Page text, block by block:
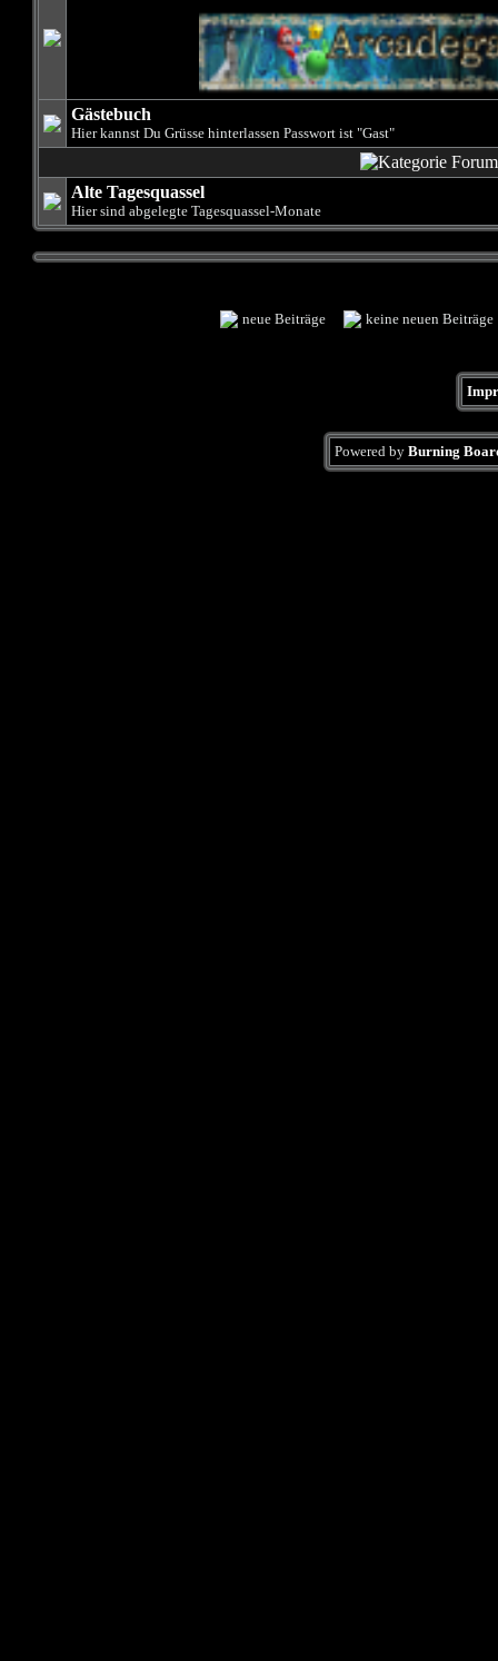
Gästebuch
Hier kannst Du Grüsse hinterlassen Passwort ist "Gast"
Alte Tagesquassel
Hier sind abgelegte Tagesquassel-Monate
neue Beiträge keine neuen
Powered by Burning